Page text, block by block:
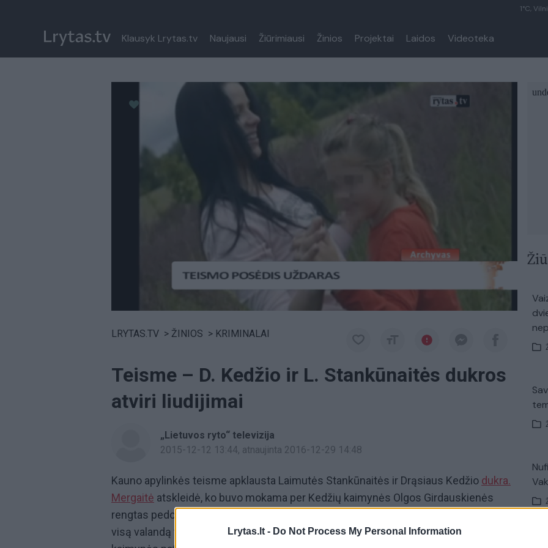
Lrytas.lt - Do Not Process My Personal Information
1°C,
Klausyk Lrytas.tv Naujausi Žiūrimiausi Žinios Projektai Laidos Videoteka
LRYTAS.TV > ŽINIOS > KRIMINALAI
Teisme – D. Kedžio ir L. Stankūnaitės dukros
atviri liudijimai
„Lietuvos ryto“ televizija
2015-12-12 13:44, atnaujinta 2016-12-29 14:48
Kauno apylinkės teisme apklausta Laimutės Stankūnaitės ir Drąsiaus Kedžio dukra.
Mergaitė atskleidė, ko buvo mokama per Kedžių kaimynės Olgos Girdauskienės
rengtas pedofilijos pamokas. Nuotoliniu būdu apklausinėjama mažametė drąsiai
visą valandą teikė parodymus ir stebėjosi geriausios jos drauge besivadinusios